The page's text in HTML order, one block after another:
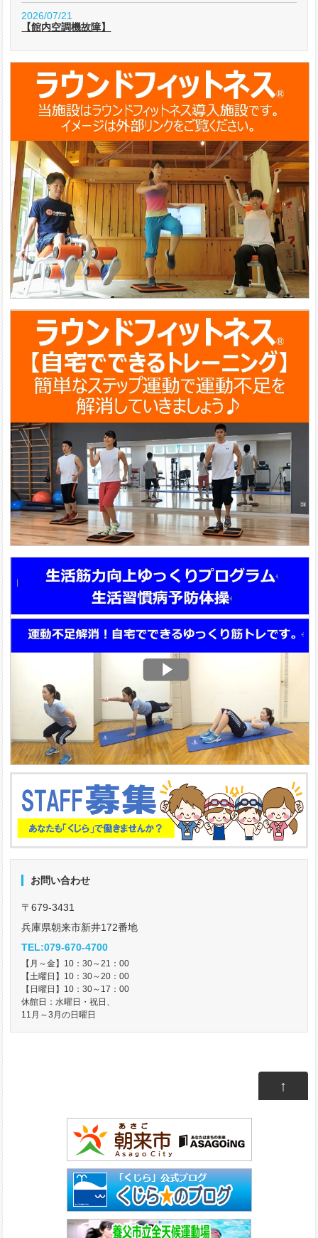
2026/07/21
【館内空調機故障】
お問い合わせ
〒679-3431
兵庫県朝来市新井172番地
TEL:079-670-4700
【月～金】10：30～21：00
【土曜日】10：30～20：00
【日曜日】10：30～17：00
休館日：水曜日・祝日、
11月～3月の日曜日
↑